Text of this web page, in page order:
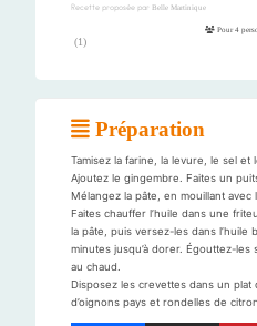
Recette proposée par Belle Martinique
(1)
Pour 4
Préparation
Tamisez la farine, la levure, le sel
Ajoutez le gingembre. Faites un
Mélangez la pâte, en mouillant avec
Faites chauffer l’huile dans une
la pâte, puis versez-les dans l’huile
minutes jusqu’à dorer. Égouttez-
au chaud.
Disposez les crevettes dans un plat
d’oignons pays et rondelles de